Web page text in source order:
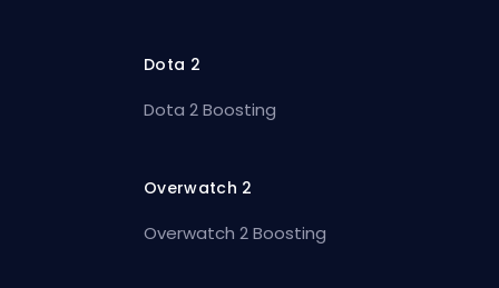
Dota 2
Dota 2 Boosting
Overwatch 2
Overwatch 2 Boosting